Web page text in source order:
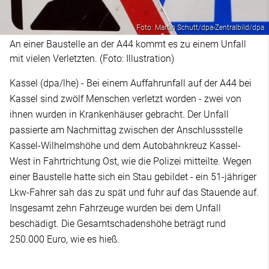
Foto: Martin Schutt/dpa-Zentralbild/dpa
An einer Baustelle an der A44 kommt es zu einem Unfall
mit vielen Verletzten. (Foto: Illustration)
Kassel (dpa/lhe) - Bei einem Auffahrunfall auf der A44 bei
Kassel sind zwölf Menschen verletzt worden - zwei von
ihnen wurden in Krankenhäuser gebracht. Der Unfall
passierte am Nachmittag zwischen der Anschlussstelle
Kassel-Wilhelmshöhe und dem Autobahnkreuz Kassel-
West in Fahrtrichtung Ost, wie die Polizei mitteilte. Wegen
einer Baustelle hatte sich ein Stau gebildet - ein 51-jähriger
Lkw-Fahrer sah das zu spät und fuhr auf das Stauende auf.
Insgesamt zehn Fahrzeuge wurden bei dem Unfall
beschädigt. Die Gesamtschadenshöhe beträgt rund
250.000 Euro, wie es hieß.